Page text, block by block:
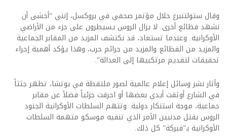
وقال ستولتنبرغ خلال مؤتمر صحفي في بروكسل، إنني “أخشى أن
نشهد فظائع أخرى. لا يزال الروس يسيطرون على جزء من الأراضي
الأوكرانية. وعندما تستعاد، قد نكتشف المزيد من المقابر الجماعية
والمزيد من الفظائع والمزيد من جرائم حرب، وهذا يؤكد أهمية إجراء
تحقيقات لتقديم مرتكبيها إلى العدالة”.
وأثار نشر وسائل إعلام عالمية لصور ملتقطة في بوتشا، تظهر جثثاً
في الشارع أوثقت أيدي بعضها أو احرقت جزئياً فضلاً عن مقابر
جماعية، موجة استنكار دولية. وتتهم السلطات الأوكرانية الجنود
الروس بقتل مدنيين الأمر الذي تنفيه موسكو متهمة السلطات
الأوكرانية بـ”فبركة” كل ذلك.